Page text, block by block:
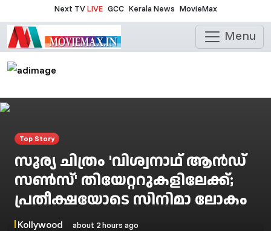
Next TVLIVE GCC Kerala News MovieMax
Menu
Top Story
സൂര്യ ചിത്രം 'വിശ്വനാഥ് ആൻഡ്
സൺസ്' തിയേറ്ററുകളിലേക്ക്;
പ്രതീക്ഷയോടെ സിനിമാ ലോകം
Kollywood |about 2 hours ago